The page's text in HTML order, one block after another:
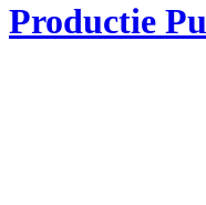
Productie